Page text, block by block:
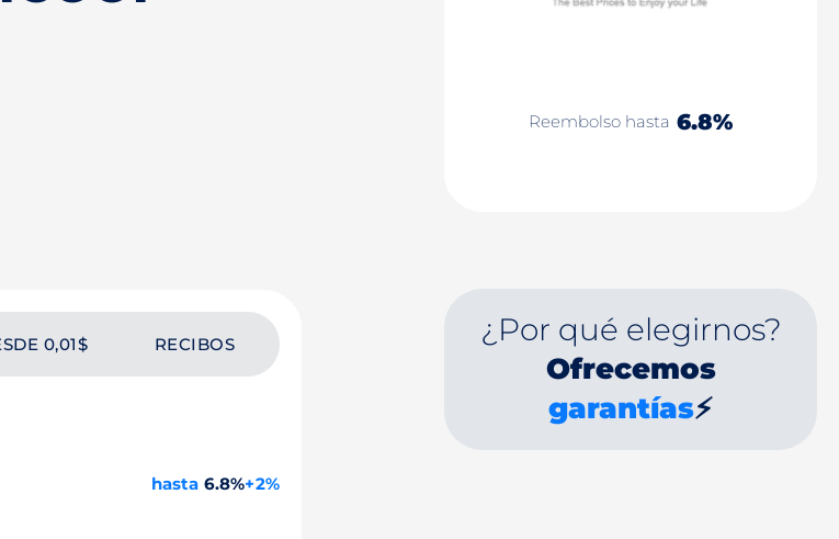
Reembolso hasta 6.8%
0,01$ RECIBOS
hasta 6.8%+2%
¿Por qué elegirnos?
Ofrecemos
garantías⚡